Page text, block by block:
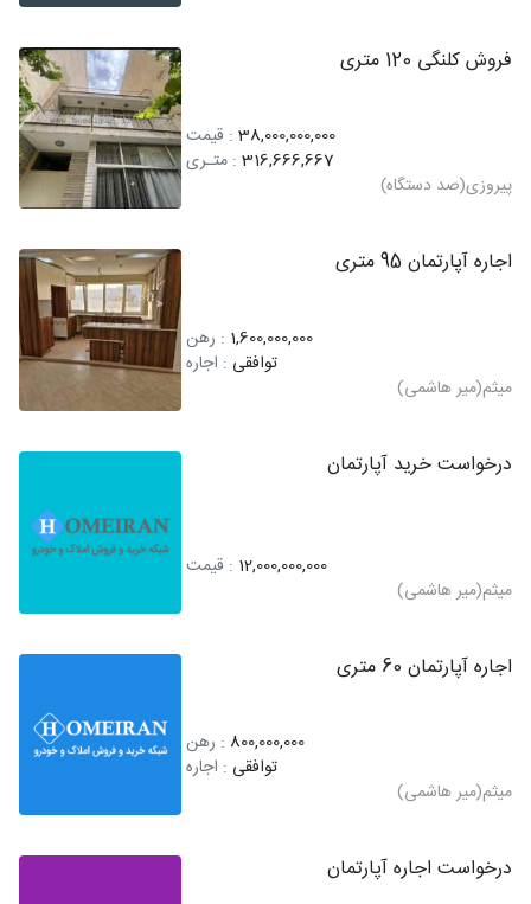
فروش کلنگی 120 متری
38,000,000,000 : قیمت
316,666,667 : متـری
پیروزی(صد دستگاه)
اجاره آپارتمان 95 متری
1,600,000,000 : رهن
توافقی : اجاره
میثم(میر هاشمی)
درخواست خرید آپارتمان
12,000,000,000 : قیمت
میثم(میر هاشمی)
اجاره آپارتمان 60 متری
800,000,000 : رهن
توافقی : اجاره
میثم(میر هاشمی)
درخواست اجاره آپارتمان